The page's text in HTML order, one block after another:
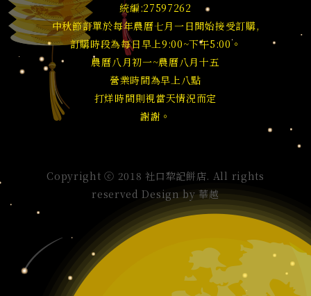
統編:27597262
中秋節訂單於每年農曆七月一日開始接受訂購,
訂購時段為每日早上9:00~下午5:00。
農曆八月初一~農曆八月十五
營業時間為早上八點
打烊時間則視當天情況而定
謝謝。
Copyright ⓒ 2018 社口犂記餅店. All rights
reserved Design by華越